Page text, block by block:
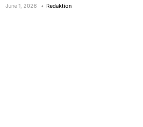
June 1, 2026 Redaktion